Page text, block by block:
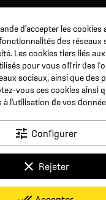
Click
d'accepter les
des réseaux
Les cookies tiers liés
pour vous offrir des
sociaux, ainsi que des
vous ces cookies ainsi
à l'utilisation de vos
tune Configurer
clear Rejeter